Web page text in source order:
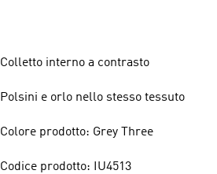
Colletto interno a contrasto
Polsini e orlo nello stesso tessuto
Colore prodotto: Grey Three
Codice prodotto: IU4513